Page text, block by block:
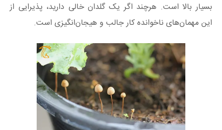
بسیار بالا است. هرچند اگر یک گلدان خالی دارید، پذیرایی از
این مهمان‌های ناخوانده کار جالب و هیجان‌انگیزی است.